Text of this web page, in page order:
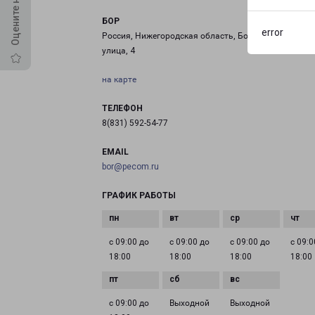
error
БОР
Россия, Нижегородская область, Бор, Октябрьская
улица, 4
на карте
ТЕЛЕФОН
8(831) 592-54-77
EMAIL
bor@pecom.ru
ГРАФИК РАБОТЫ
с 09:00 до
18:00
с 09:00 до
18:00
с 09:00 до
18:00
с
18:00
с 09:00 до
Выходной Выходной